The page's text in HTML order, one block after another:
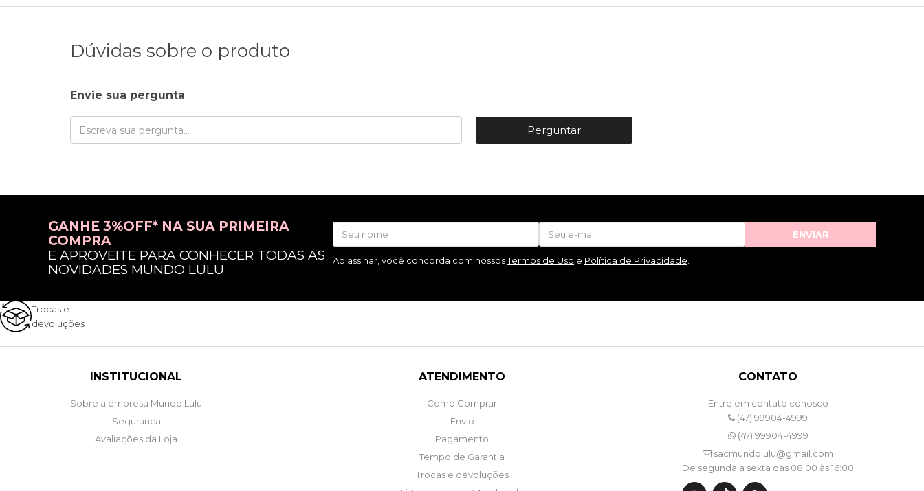
Dúvidas sobre o produto
Envie sua pergunta
Perguntar
GANHE 3%OFF* NA SUA PRIMEIRA
COMPRA
E APROVEITE PARA CONHECER TODAS AS
NOVIDADES MUNDO LULU
ENVIAR
Ao assinar, você concorda com nossosTermos de Uso e Política de Privacidade
Trocas e
devoluções
INSTITUCIONAL
Sobre a empresa Mundo Lulu
Seguranca
Avaliações da Loja
ATENDIMENTO
Como Comprar
Envio
Pagamento
Tempo de Garantia
Trocas e devoluções
CONTATO
Entre em contato conosco
(47) 99904-4999
(47) 99904-4999
sacmundolulu@gmail.com
De segunda a sexta das 08:00 às 16:00